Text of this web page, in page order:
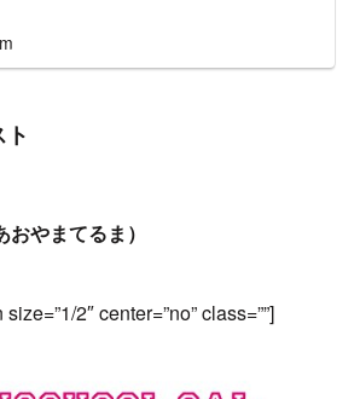
やまてるま）
2″ center=”no” class=””]